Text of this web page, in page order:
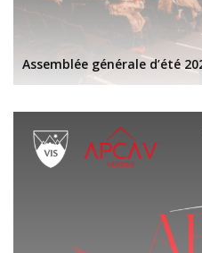
Assemblée générale d’été